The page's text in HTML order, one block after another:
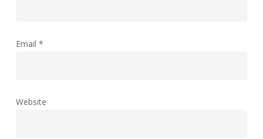
Email *
Website